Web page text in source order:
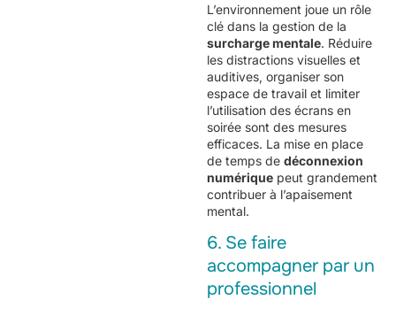
L’environnement joue un rôle
clé dans la gestion de la
surcharge mentale. Réduire
les distractions visuelles et
auditives, organiser son
espace de travail et limiter
l’utilisation des écrans en
soirée sont des mesures
efficaces. La mise en place
de temps de déconnexion
numérique peut grandement
contribuer à l’apaisement
mental.
6. Se faire
accompagner par un
professionnel